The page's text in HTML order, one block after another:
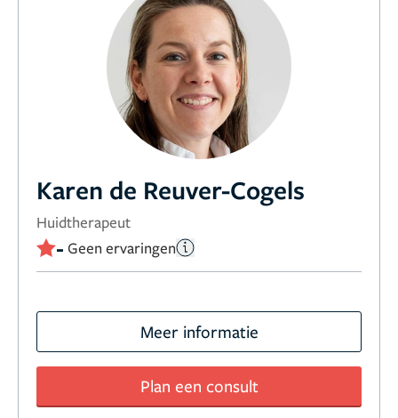
Karen de Reuver-Cogels
Huidtherapeut
- Geen ervaringen
Meer informatie
Plan een consult